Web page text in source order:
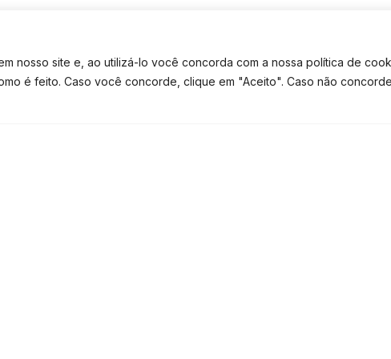
nosso site e, ao utilizá-lo você concorda com a nossa política de
é feito. Caso você concorde, clique em "Aceito". Caso não
serve para o controle da